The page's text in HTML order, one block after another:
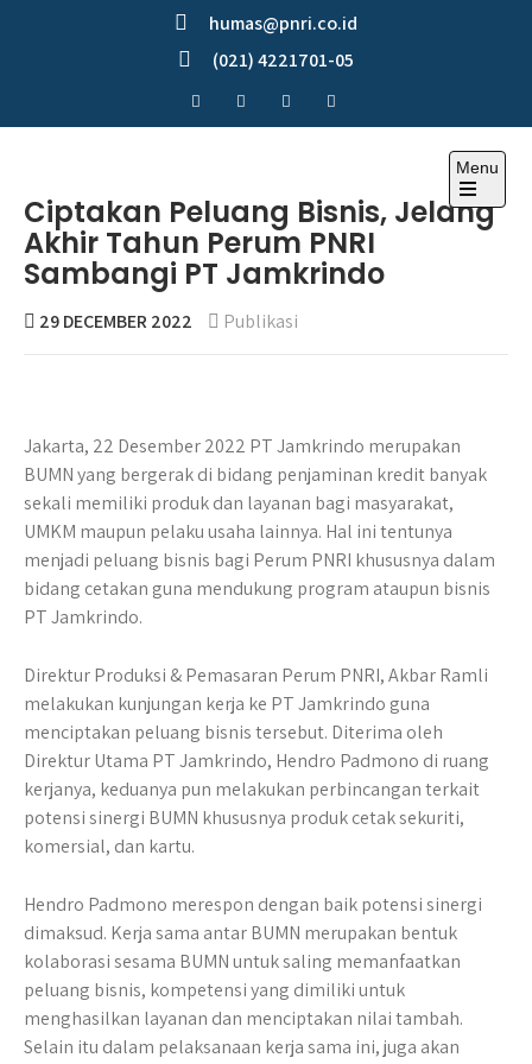
humas@pnri.co.id
(021) 4221701-05
Menu
Ciptakan Peluang Bisnis, Jelang
Akhir Tahun Perum PNRI
Sambangi PT Jamkrindo
29 DECEMBER 2022 Publikasi
Jakarta, 22 Desember 2022 PT Jamkrindo merupakan
BUMN yang bergerak di bidang penjaminan kredit banyak
sekali memiliki produk dan layanan bagi masyarakat,
UMKM maupun pelaku usaha lainnya. Hal ini tentunya
menjadi peluang bisnis bagi Perum PNRI khususnya dalam
bidang cetakan guna mendukung program ataupun bisnis
PT Jamkrindo.
Direktur Produksi & Pemasaran Perum PNRI, Akbar Ramli
melakukan kunjungan kerja ke PT Jamkrindo guna
menciptakan peluang bisnis tersebut. Diterima oleh
Direktur Utama PT Jamkrindo, Hendro Padmono di ruang
kerjanya, keduanya pun melakukan perbincangan terkait
potensi sinergi BUMN khususnya produk cetak sekuriti,
komersial, dan kartu.
Hendro Padmono merespon dengan baik potensi sinergi
dimaksud. Kerja sama antar BUMN merupakan bentuk
kolaborasi sesama BUMN untuk saling memanfaatkan
peluang bisnis, kompetensi yang dimiliki untuk
menghasilkan layanan dan menciptakan nilai tambah.
Selain itu dalam pelaksanaan kerja sama ini, juga akan